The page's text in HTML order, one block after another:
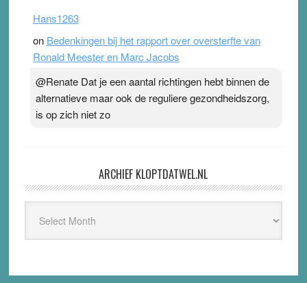
Hans1263
on Bedenkingen bij het rapport over oversterfte van
Ronald Meester en Marc Jacobs
@Renate Dat je een aantal richtingen hebt binnen de
alternatieve maar ook de reguliere gezondheidszorg,
is op zich niet zo
ARCHIEF KLOPTDATWEL.NL
Kloptdatwel.nl